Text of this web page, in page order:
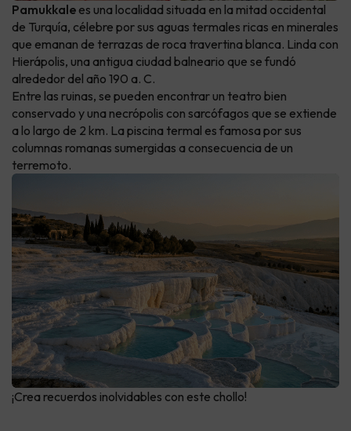
Pamukkale es una localidad situada en la mitad occidental
de Turquía, célebre por sus aguas termales ricas en minerales
que emanan de terrazas de roca travertina blanca. Linda con
Hierápolis, una antigua ciudad balneario que se fundó
alrededor del año 190 a. C.
Entre las ruinas, se pueden encontrar un teatro bien
conservado y una necrópolis con sarcófagos que se extiende
a lo largo de 2 km. La piscina termal es famosa por sus
columnas romanas sumergidas a consecuencia de un
terremoto.
¡Crea recuerdos inolvidables con este chollo!